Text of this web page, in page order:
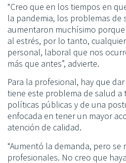
“Creo que en los tiempos en
la pandemia, los problemas de
aumentaron muchísimo
al estrés, por lo tanto,
personal, laboral que nos
más que antes”, advierte.
Para la profesional, hay que
tiene este problema de salud a
políticas públicas y de una
enfocada en tener un mayor
atención de calidad.
“Aumentó la demanda, pero
profesionales. No creo que